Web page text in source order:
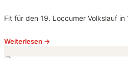
Fit für den 19. Loccumer Volkslauf
Weiterlesen →